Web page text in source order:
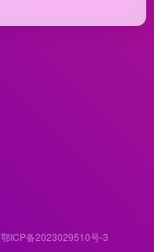
鄂ICP备2023029510号-3